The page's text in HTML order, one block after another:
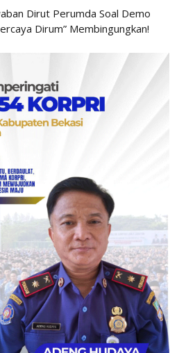
Dirut Perumda Soal Demo
Dirum” Membingungkan!